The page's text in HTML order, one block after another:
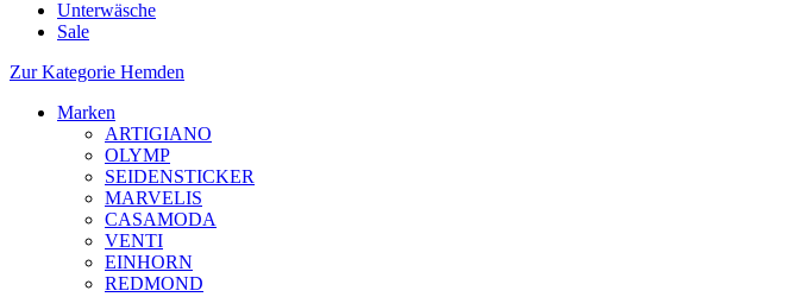
Unterwäsche
Sale
Zur Kategorie Hemden
Marken
ARTIGIANO
OLYMP
SEIDENSTICKER
MARVELIS
CASAMODA
VENTI
EINHORN
REDMOND